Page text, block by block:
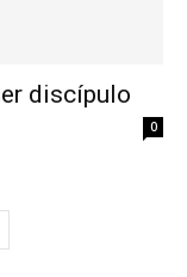
discípulo
0